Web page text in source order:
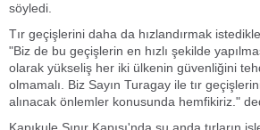
söyledi.
Tır geçişlerini daha da hızlandırmak
"Biz de bu geçişlerin en hızlı şekilde
olarak yükseliş her iki ülkenin güvenliğini
olmamalı. Biz Sayın Turagay ile tır
alınacak önlemler konusunda hemfikiriz."